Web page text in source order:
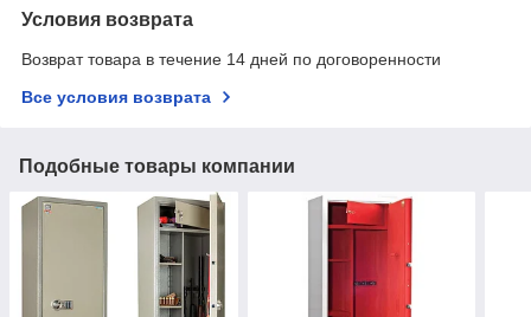
Условия возврата
Возврат товара в течение 14 дней по договоренности
Все условия возврата
Подобные товары компании